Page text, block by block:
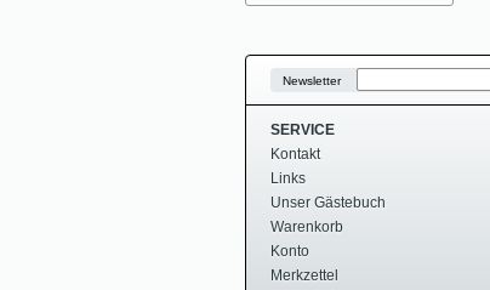
Newsletter
SERVICE
Kontakt
Links
Unser Gästebuch
Warenkorb
Konto
Merkzettel